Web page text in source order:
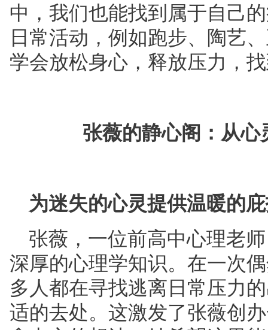
中，我们也能找到属于自己
日常活动，例如跑步、陶艺
学会放松身心，释放压力，
张薇的静心阁：从心
为迷失的心灵提供温暖的
张薇，一位前高中心理老
深厚的心理学知识。在一次
多人都在寻找逃离日常压力
适的去处。这激发了张薇创